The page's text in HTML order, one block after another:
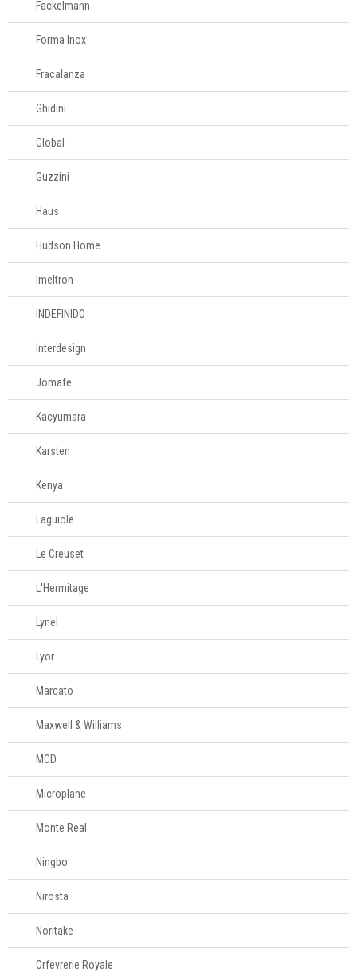
Fackelmann
Forma Inox
Fracalanza
Ghidini
Global
Guzzini
Haus
Hudson Home
Imeltron
INDEFINIDO
Interdesign
Jomafe
Kacyumara
Karsten
Kenya
Laguiole
Le Creuset
L'Hermitage
Lynel
Lyor
Marcato
Maxwell & Williams
MCD
Microplane
Monte Real
Ningbo
Nirosta
Noritake
Orfevrerie Royale